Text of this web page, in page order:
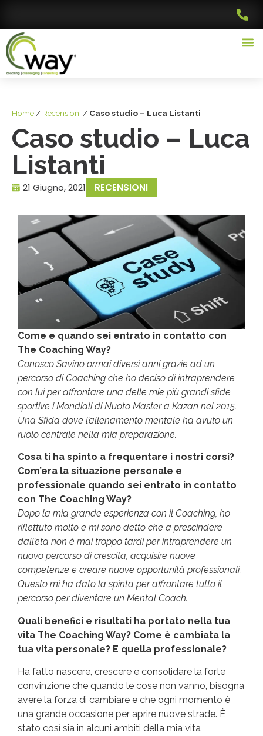
Home / Recensioni / Caso studio – Luca Listanti
Caso studio – Luca
Listanti
21 Giugno, 2021 RECENSIONI
Come e quando sei entrato in contatto con
The Coaching Way?
Conosco Savino ormai diversi anni grazie ad un
percorso di Coaching che ho deciso di intraprendere
con lui per affrontare una delle mie più grandi sfide
sportive i Mondiali di Nuoto Master a Kazan nel 2015.
Una Sfida dove l’allenamento mentale ha avuto un
ruolo centrale nella mia preparazione.
Cosa ti ha spinto a frequentare i nostri corsi?
Com’era la situazione personale e
professionale quando sei entrato in contatto
con The Coaching Way?
Dopo la mia grande esperienza con il Coaching, ho
riflettuto molto e mi sono detto che a prescindere
dall’età non è mai troppo tardi per intraprendere un
nuovo percorso di crescita, acquisire nuove
competenze e creare nuove opportunità professionali.
Questo mi ha dato la spinta per affrontare tutto il
percorso per diventare un Mental Coach.
Quali benefici e risultati ha portato nella tua
vita The Coaching Way? Come è cambiata la
tua vita personale? E quella professionale?
Ha fatto nascere, crescere e consolidare la forte
convinzione che quando le cose non vanno, bisogna
avere la forza di cambiare e che ogni momento è
una grande occasione per aprire nuove strade. È
stato così sia in alcuni ambiti della mia vita